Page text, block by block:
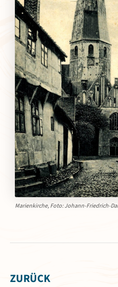
Marienkirche, Foto: Johann-Friedrich-
ZURÜCK